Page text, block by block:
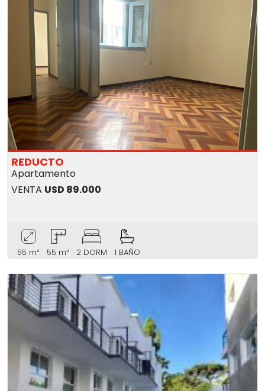
REDUCTO
Apartamento
VENTA USD 89.000
55 m² 55 m² 2 DORM 1 BAÑO